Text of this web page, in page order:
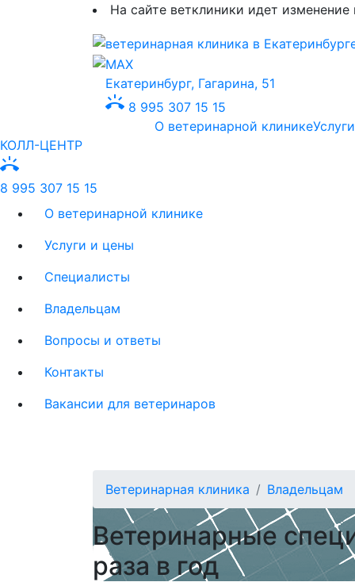
На сайте ветклиники идет
Екатеринбург, Гагарина, 51
ring_volume 8 995 307 15 15
О ветеринарной клинике
КОЛЛ-ЦЕНТР
ring_volume
8 995 307 15 15
О ветеринарной клинике
Услуги и цены
Специалисты
Владельцам
Вопросы и ответы
Контакты
Вакансии для ветеринаров
Ветеринарная клиника
Владельцам
Ветеринарные
раза в год